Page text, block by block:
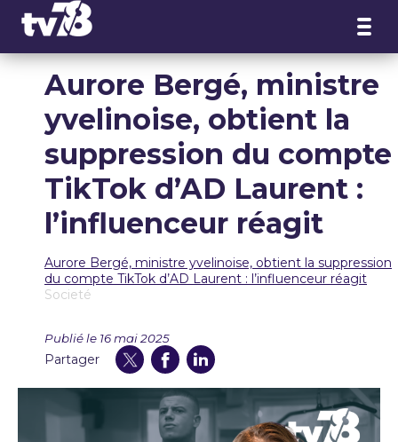
Aurore Bergé, ministre
yvelinoise, obtient la
suppression du compte
TikTok d’AD Laurent :
l’influenceur réagit
Aurore Bergé, ministre yvelinoise, obtient la suppression
du compte TikTok d’AD Laurent : l’influenceur réagit
Societé
Publié le 16 mai 2025
Partager
Panneau de gestion des cookies